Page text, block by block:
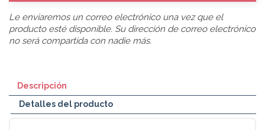
Le enviaremos un correo electrónico una vez que el
producto esté disponible. Su dirección de correo electrónico
no será compartida con nadie más.
Descripción
Detalles del producto